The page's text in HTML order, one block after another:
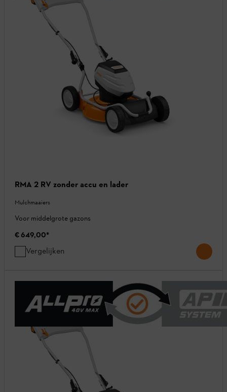
RMA 2 RV zonder accu en lader
Mulchmaaiers
Voor middelgrote gazons
€ 649,00*
Vergelijken